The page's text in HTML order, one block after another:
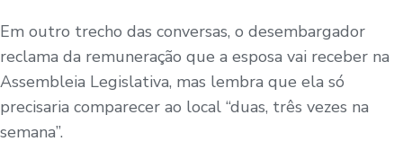
Em outro trecho das conversas, o desembargador
reclama da remuneração que a esposa vai receber na
Assembleia Legislativa, mas lembra que ela só
precisaria comparecer ao local “duas, três vezes na
semana”.